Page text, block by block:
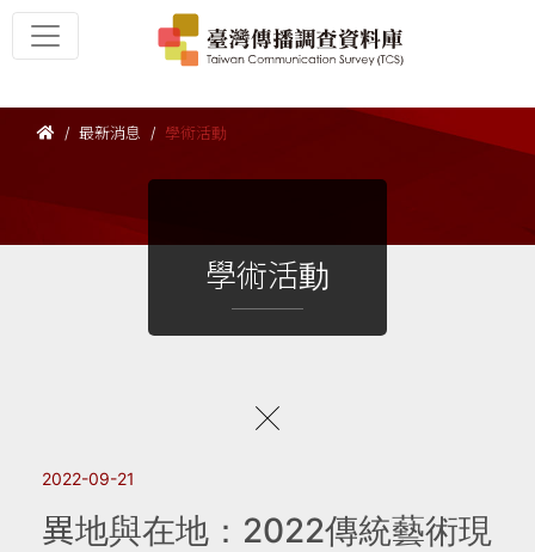
最新消息 學術活動
學術活動
2022-09-21
異地與在地：2022傳統藝術現